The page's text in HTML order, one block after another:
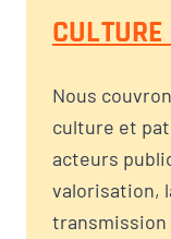
Nous
culture et
acteurs
valorisation,
transmission